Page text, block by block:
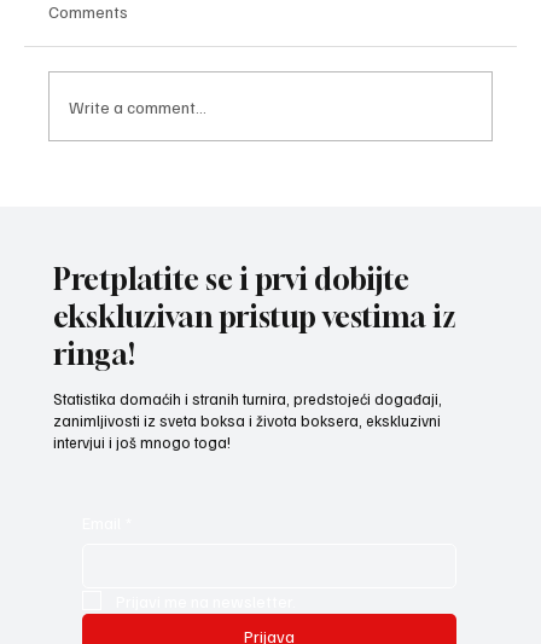
Comments
Write a comment...
Pretplatite se i prvi dobijte
ekskluzivan pristup vestima iz
ringa!
Statistika domaćih i stranih turnira, predstojeći događaji,
zanimljivosti iz sveta boksa i života boksera, ekskluzivni
intervjui i još mnogo toga!
Prijava